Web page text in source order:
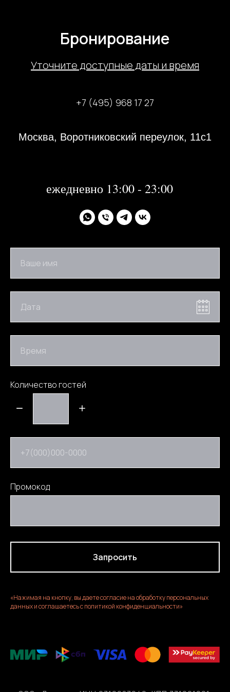
Бронирование
Уточните доступные даты и время
+7 (495) 968 17 27
Москва, Воротниковский переулок, 11с1
ежедневно 13:00 - 23:00
Ваше имя
Дата
Время
Количество гостей
+7(000)000-0000
Промокод
Запросить
«Нажимая на кнопку, вы даете согласие на обработку персональных
данных и соглашаетесь c политикой конфиденциальности»